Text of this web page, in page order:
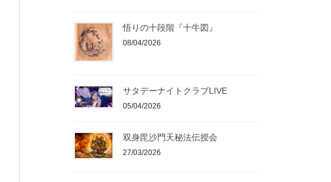
悟りの十段階『十牛図』
08/04/2026
サタデーナイトクラブLIVE
05/04/2026
双身毘沙門天秘法伝授会
27/03/2026